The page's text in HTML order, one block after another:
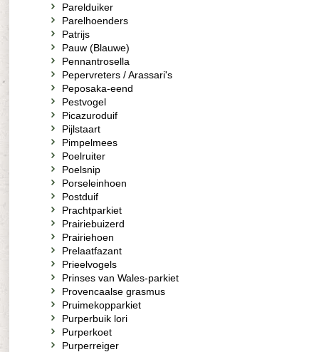
Parelduiker
Parelhoenders
Patrijs
Pauw (Blauwe)
Pennantrosella
Pepervreters / Arassari's
Peposaka-eend
Pestvogel
Picazuroduif
Pijlstaart
Pimpelmees
Poelruiter
Poelsnip
Porseleinhoen
Postduif
Prachtparkiet
Prairiebuizerd
Prairiehoen
Prelaatfazant
Prieelvogels
Prinses van Wales-parkiet
Provencaalse grasmus
Pruimekopparkiet
Purperbuik lori
Purperkoet
Purperreiger